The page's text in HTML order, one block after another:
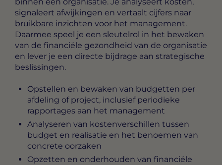
signaleert afwijkingen en vertaalt cijfers naar
bruikbare inzichten voor het management.
Daarmee speel je een sleutelrol in het bewaken
van de financiële gezondheid van de organisatie
en lever je een directe bijdrage aan strategische
beslissingen.
Opstellen en bewaken van budgetten per
afdeling of project, inclusief periodieke
rapportages aan het management
Analyseren van kostenverschillen tussen
budget en realisatie en het benoemen van
concrete oorzaken
Opzetten en onderhouden van financiële